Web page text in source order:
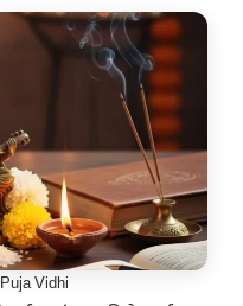
Vidhi